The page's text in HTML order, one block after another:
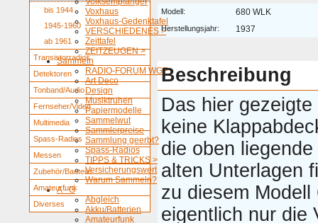
Voxhaus
Voxhaus-Gedenktafel
VERSCHIEDENES >
Zeittafel
ZEITZEUGEN >
Sammeln
RADIO-FORUM WGF
Art Deco
Design
Musiktruhen
Papiermodelle
Sammelwut
Sammlerpreise
Sammlung geerbt?
Spass-Radios
TIPPS & TRICKS >
Versicherungswert
Warum Sammeln?
A - G
Abgleich
Akku/Batterien
Amateurfunk
bis 1944
1945-1960
ab 1961
Transistorradios
Detektoren
Tonband/Audio
Fernseher/Video
Multimedia
Spass-Radios
Messen
Zubehör/Bauteile
Amateurfunk
Diverses
Modell: 680 WLK
Herstellungsjahr: 1937
Beschreibung
Das hier
keine
die oben
alten Unterlagen
zu diesem Modell
eigentlich nur die